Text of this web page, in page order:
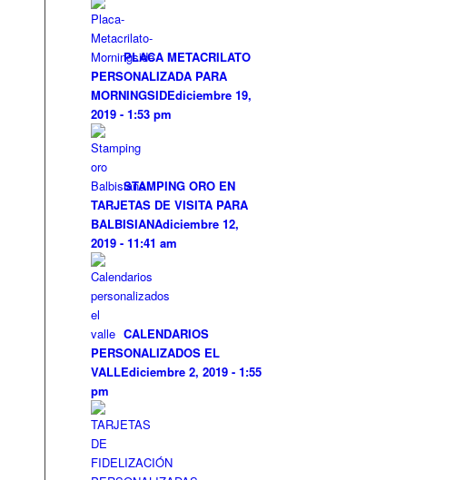
PLACA METACRILATO
PERSONALIZADA PARA
MORNINGSIDEdiciembre 19,
2019 - 1:53 pm
STAMPING ORO EN
TARJETAS DE VISITA PARA
BALBISIANAdiciembre 12,
2019 - 11:41 am
CALENDARIOS
PERSONALIZADOS EL
VALLEdiciembre 2, 2019 - 1:55
pm